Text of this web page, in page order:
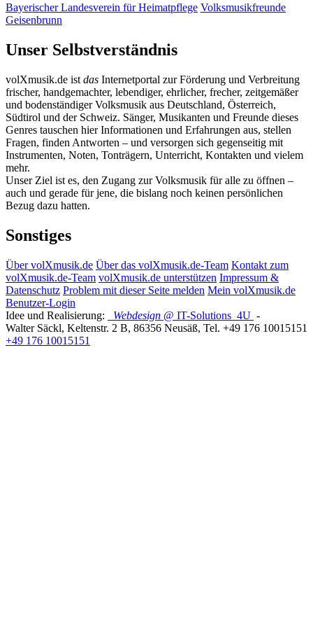
Bayerischer Landesverein für Heimatpflege Volksmusikfreunde
Geisenbrunn
Unser Selbstverständnis
volXmusik.de ist das Internetportal zur Förderung und Verbreitung
frischer, handgemachter, lebendiger, ehrlicher, frecher, zeitgemäßer
und bodenständiger Volksmusik aus Deutschland, Österreich,
Südtirol und der Schweiz. Sänger, Musikanten und Freunde dieses
Genres tauschen hier Informationen und Erfahrungen aus, stellen
Fragen, finden Antworten – und versorgen sich gegenseitig mit
Instrumenten, Noten, Tonträgern, Unterricht, Kontakten und vielem
mehr.
Unser Ziel ist es, den Zugang zur Volksmusik für alle zu öffnen –
auch und gerade für jene, die bislang noch keinen persönlichen
Bezug dazu hatten.
Sonstiges
Über volXmusik.de Über das volXmusik.de-Team Kontakt zum
volXmusik.de-Team volXmusik.de unterstützen Impressum &
Datenschutz Problem mit dieser Seite melden Mein volXmusik.de
Benutzer-Login
Idee und Realisierung:
Webdesign @ IT-Solutions 4U -
Walter Säckl, Keltenstr. 2 B, 86356 Neusäß, Tel. +49 176 10015151
+49 176 10015151